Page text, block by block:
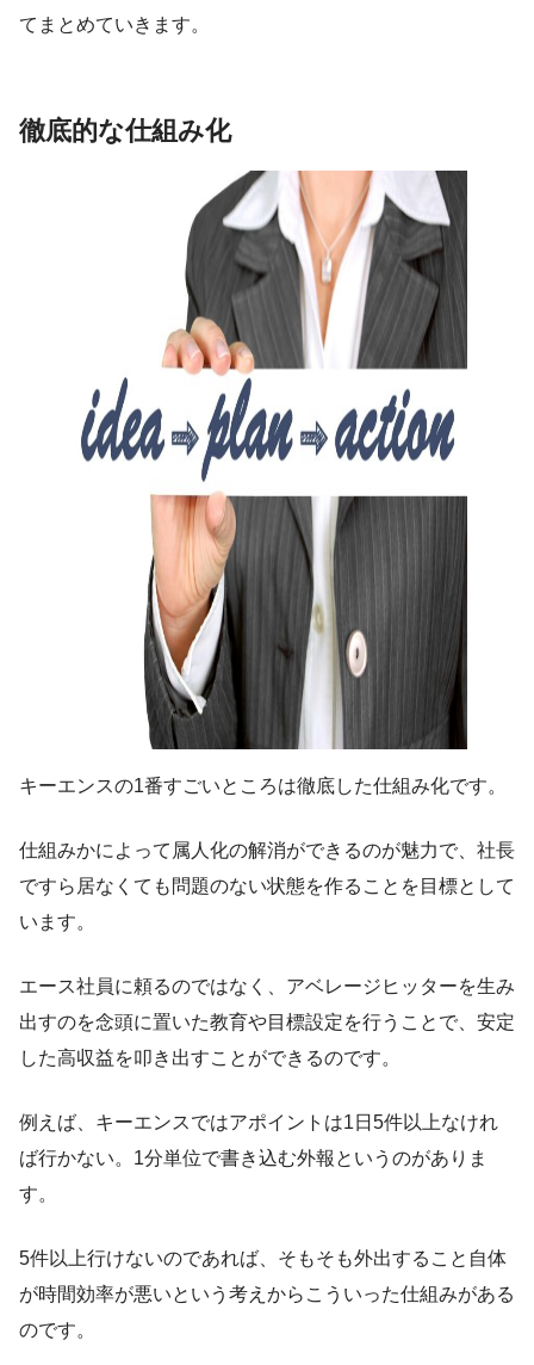
てまとめていきます。
徹底的な仕組み化
キーエンスの1番すごいところは徹底した仕組み化です。
仕組みかによって属人化の解消ができるのが魅力で、社長
ですら居なくても問題のない状態を作ることを目標として
います。
エース社員に頼るのではなく、アベレージヒッターを生み
出すのを念頭に置いた教育や目標設定を行うことで、安定
した高収益を叩き出すことができるのです。
例えば、キーエンスではアポイントは1日5件以上なけれ
ば行かない。1分単位で書き込む外報というのがありま
す。
5件以上行けないのであれば、そもそも外出すること自体
が時間効率が悪いという考えからこういった仕組みがある
のです。